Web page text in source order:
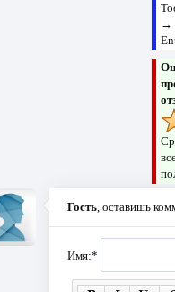
Гость, оставишь
Имя:*